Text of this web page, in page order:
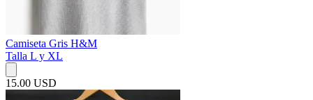
Camiseta Gris H&M
Talla L y XL
15.00 USD